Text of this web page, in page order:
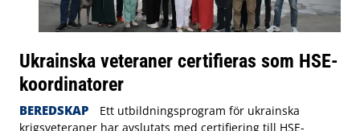
Ukrainska veteraner certifieras som HSE-
koordinatorer
BEREDSKAP
Ett utbildningsprogram för ukrainska
krigsveteraner har avslutats med certifiering till HSE-